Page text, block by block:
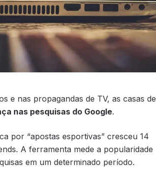
e nas propagandas de TV, as casas de
nas pesquisas do Google.
por “apostas esportivas” cresceu 14
A ferramenta mede a popularidade
em um determinado período.